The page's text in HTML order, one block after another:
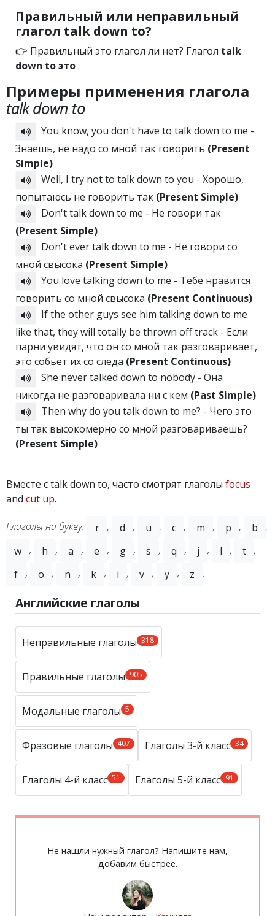
Правильный или неправильный
глагол talk down to?
👉 Правильный это глагол ли нет? Глагол talk
down to это.
Примеры применения глагола
talk down to
You know, you don't have to talk down to me -
Знаешь, не надо со мной так говорить (Present
Simple)
Well, I try not to talk down to you - Хорошо,
попытаюсь не говорить так (Present Simple)
Don't talk down to me - Не говори так
(Present Simple)
Don't ever talk down to me - Не говори со
мной свысока (Present Simple)
You love talking down to me - Тебе нравится
говорить со мной свысока (Present Continuous)
If the other guys see him talking down to me
like that, they will totally be thrown off track - Если
парни увидят, что он со мной так разговаривает,
это собьет их со следа (Present Continuous)
She never talked down to nobody - Она
никогда не разговаривала ни с кем (Past Simple)
Then why do you talk down to me? - Чего это
ты так высокомерно со мной разговариваешь?
(Present Simple)
Вместе с talk down to, часто смотрят глаголы focus
and cut up.
Глаголы на букву: r , d , u , c , m , p , b
,
w , h , a , e , g , s , q , j , l , t ,
f , o , n , k , i , v , y , z .
Английские глаголы
318
Неправильные глаголы
905
Правильные глаголы
5
Модальные глаголы
407
Фразовые глаголы 34
Глаголы 3-й класс
51
Глаголы 4-й класс 91
Глаголы 5-й класс
Не нашли нужный глагол? Напишите нам,
добавим быстрее.